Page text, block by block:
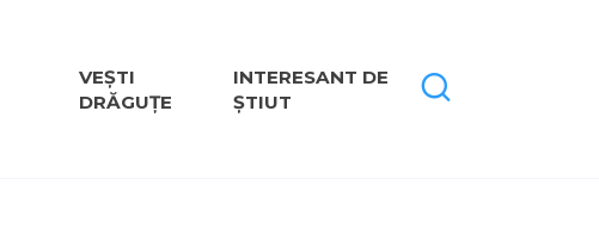
VEȘTI
DRĂGUȚE
INTERESANT DE
ȘTIUT